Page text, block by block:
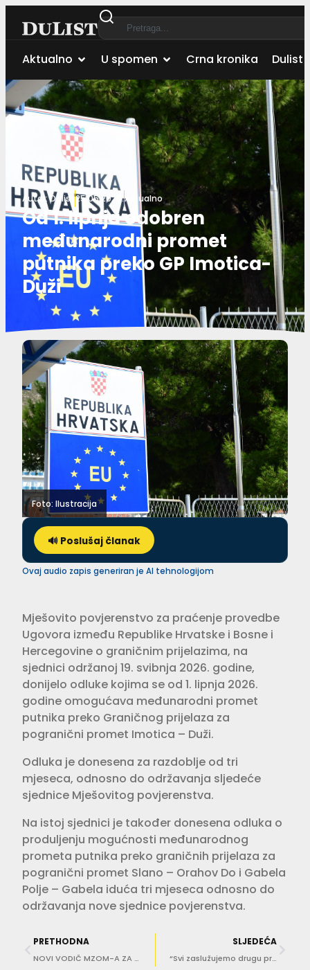
Aktualno U spomen Crna kronika Dulist
Autor:Dulist25.05.2026.Aktualno
Od 1. lipnja odobren
međunarodni promet
putnika preko GP Imotica-
Duži
Foto: Ilustracija
🔊 Poslušaj članak
Ovaj audio zapis generiran je AI tehnologijom
Mješovito povjerenstvo za praćenje provedbe
Ugovora između Republike Hrvatske i Bosne i
Hercegovine o graničnim prijelazima, na
sjednici održanoj 19. svibnja 2026. godine,
donijelo odluke kojima se od 1. lipnja 2026.
godine omogućava međunarodni promet
putnika preko Graničnog prijelaza za
pogranični promet Imotica – Duži.
Odluka je donesena za razdoblje od tri
mjeseca, odnosno do održavanja sljedeće
sjednice Mješovitog povjerenstva.
Na istoj sjednici je također donesena odluka o
produljenju mogućnosti međunarodnog
prometa putnika preko graničnih prijelaza za
pogranični promet Slano – Orahov Do i Gabela
Polje – Gabela iduća tri mjeseca odnosno do
održavanja nove sjednice povjerenstva.
PRETHODNA
NOVI VODIČ MZOM-A ZA NASTAVNIKE Alati za borbu protiv antisemitizma i iskrivljavanja povijesti
SLJEDEĆA
“Svi zaslužujemo drugu priliku”: Legenda Hajduka, Ivan Gudelj gostovao u dubrovačkom zatvoru